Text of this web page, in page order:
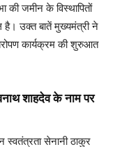
की जमीन के विस्थापितों
है। उक्त बातें मुख्यमंत्री ने
कार्यक्रम की शुरुआत
शाहदेव के नाम पर
स्वतंत्रता सेनानी ठाकुर